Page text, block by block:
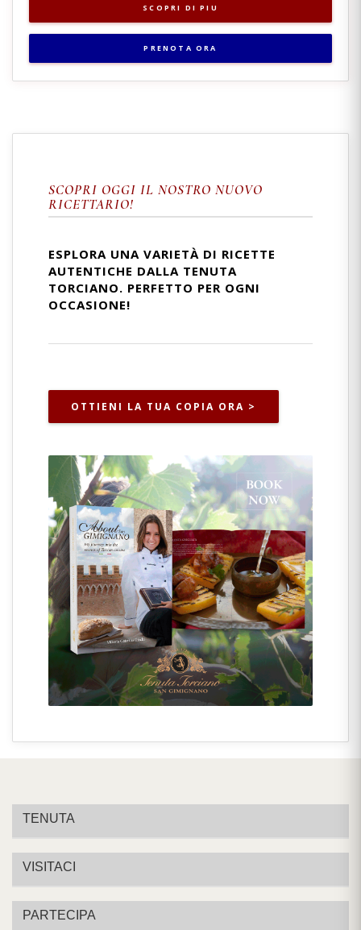
SCOPRI DI PIU
PRENOTA ORA
SCOPRI OGGI IL NOSTRO NUOVO
RICETTARIO!
ESPLORA UNA VARIETÀ DI RICETTE
AUTENTICHE DALLA TENUTA
TORCIANO. PERFETTO PER OGNI
OCCASIONE!
OTTIENI LA TUA COPIA ORA >
TENUTA
VISITACI
PARTECIPA